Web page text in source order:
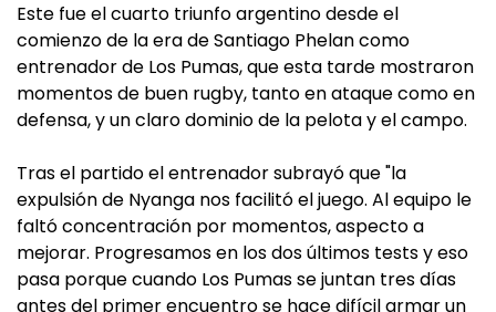
Este fue el cuarto triunfo argentino desde el
comienzo de la era de Santiago Phelan como
entrenador de Los Pumas, que esta tarde mostraron
momentos de buen rugby, tanto en ataque como en
defensa, y un claro dominio de la pelota y el campo.
Tras el partido el entrenador subrayó que "la
expulsión de Nyanga nos facilitó el juego. Al equipo le
faltó concentración por momentos, aspecto a
mejorar. Progresamos en los dos últimos tests y eso
pasa porque cuando Los Pumas se juntan tres días
antes del primer encuentro se hace difícil armar un